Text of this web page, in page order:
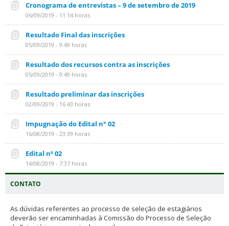
Cronograma de entrevistas – 9 de setembro de 2019
06/09/2019 - 11:14 horas
Resultado Final das inscrições
05/09/2019 - 9:49 horas
Resultado dos recursos contra as inscrições
05/09/2019 - 9:49 horas
Resultado preliminar das inscrições
02/09/2019 - 16:43 horas
Impugnação do Edital n° 02
16/08/2019 - 23:39 horas
Edital nº 02
14/08/2019 - 7:37 horas
CONTATO
As dúvidas referentes ao processo de seleção de estagiários
deverão ser encaminhadas à Comissão do Processo de Seleção